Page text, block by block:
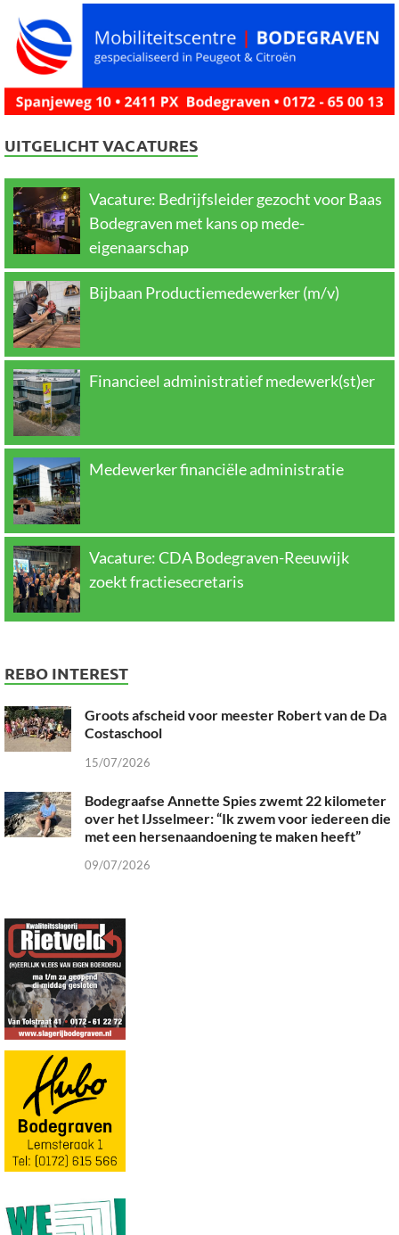
UITGELICHT VACATURES
Vacature: Bedrijfsleider gezocht voor Baas
Bodegraven met kans op mede-
eigenaarschap
Bijbaan Productiemedewerker (m/v)
Financieel administratief medewerk(st)er
Medewerker financiële administratie
Vacature: CDA Bodegraven-Reeuwijk
zoekt fractiesecretaris
REBO INTEREST
Groots afscheid voor meester Robert van de Da
Costaschool
15/07/2026
Bodegraafse Annette Spies zwemt 22 kilometer
over het IJsselmeer: “Ik zwem voor iedereen die
met een hersenaandoening te maken heeft”
09/07/2026